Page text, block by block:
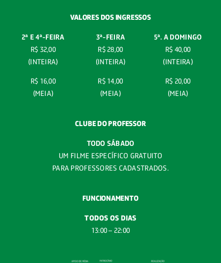
VALORES DOS INGRESSOS
2ª E 4ª-FEIRA
R$ 32,00
(INTEIRA)
R$ 16,00
(MEIA)
3ª-FEIRA
R$ 28,00
(INTEIRA)
R$ 14,00
(MEIA)
5ª. A DOMINGO
R$ 40,00
(INTEIRA)
R$ 20,00
(MEIA)
CLUBE DO PROFESSOR
TODO SÁBADO
UM FILME ESPECÍFICO GRATUITO
PARA PROFESSORES CADASTRADOS.
FUNCIONAMENTO
TODOS OS DIAS
13:00 – 22:00